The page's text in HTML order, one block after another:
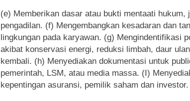
(e) Memberikan dasar atau bukti mentaati hukum,
pengadilan. (f) Mengembangkan kesadaran dan
lingkungan pada karyawan. (g) Mengindentifikasi
akibat konservasi energi, reduksi limbah, daur
kembali. (h) Menyediakan dokumentasi untuk
pemerintah, LSM, atau media massa. (I)
kepentingan asuransi, pemilik saham dan investor.